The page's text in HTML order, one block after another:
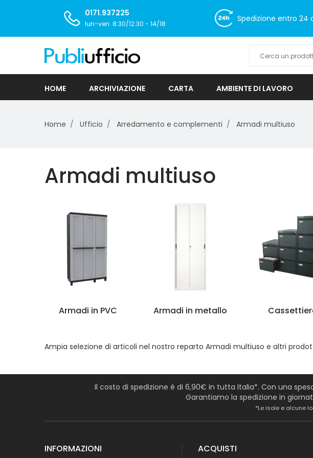
0171.937225
lun-ven: 8:30/12:30 - 14/18
Spedizione entro 24
HOME ARCHIVIAZIONE CARTA AMBIENTE DI LAVORO
Home Ufficio Arredamento e complementi Armadi multiuso
Armadi multiuso
Armadi in PVC Armadi in metallo
Ampia selezione di articoli nel nostro reparto Armadi multiuso e altri
Il costo di spedizione è di 6,90€ in tutta Italia*. Con una
Garantiamo la spedizione in
*Le isole e alcune
INFORMAZIONI ACQUISTI